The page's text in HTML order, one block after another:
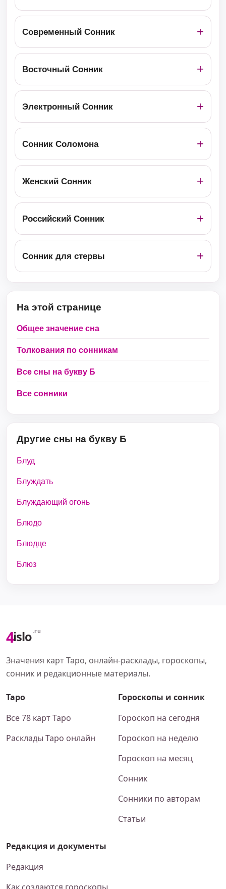
Современный Сонник
Восточный Сонник
Электронный Сонник
Сонник Соломона
Женский Сонник
Российский Сонник
Сонник для стервы
На этой странице
Общее значение сна
Толкования по сонникам
Все сны на букву Б
Все сонники
Другие сны на букву Б
Блуд
Блуждать
Блуждающий огонь
Блюдо
Блюдце
Блюз
4islo .ru
Значения карт Таро, онлайн-расклады, гороскопы,
сонник и редакционные материалы.
Таро
Все 78 карт Таро
Расклады Таро онлайн
Гороскопы и сонник
Гороскоп на сегодня
Гороскоп на неделю
Гороскоп на месяц
Сонник
Сонники по авторам
Статьи
Редакция и документы
Редакция
Как создаются гороскопы